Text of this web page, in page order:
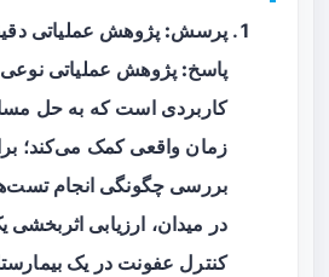
پرسش: پژوهش عملیاتی
پاسخ: پژوهش عملیاتی
کاربردی است که به حل
زمان واقعی کمک می‌کند؛
بررسی چگونگی انجام
در میدان، ارزیابی اثربخشی
کنترل عفونت در یک